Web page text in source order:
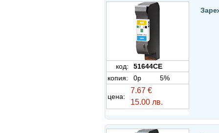
код:
51644CE
копия:
0p 5%
цена:
7.67 €
15.00 лв.